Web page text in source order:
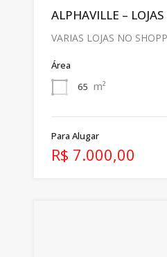
ALPHAVILLE – LOJAS
VARIAS LOJAS NO
Área
65 m²
Para Alugar
R$ 7.000,00